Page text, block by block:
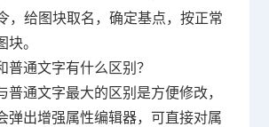
，给图块取名，确定基点，按正常
块。
普通文字有什么区别？
普通文字最大的区别是方便修改，
弹出增强属性编辑器，可直接对属